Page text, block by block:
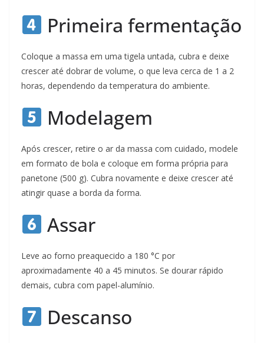
Primeira fermentação
Coloque a massa em uma tigela untada, cubra e deixe
crescer até dobrar de volume, o que leva cerca de 1 a 2
horas, dependendo da temperatura do ambiente.
Modelagem
Após crescer, retire o ar da massa com cuidado, modele
em formato de bola e coloque em forma própria para
panetone (500 g). Cubra novamente e deixe crescer até
atingir quase a borda da forma.
Assar
Leve ao forno preaquecido a 180 °C por
aproximadamente 40 a 45 minutos. Se dourar rápido
demais, cubra com papel-alumínio.
Descanso